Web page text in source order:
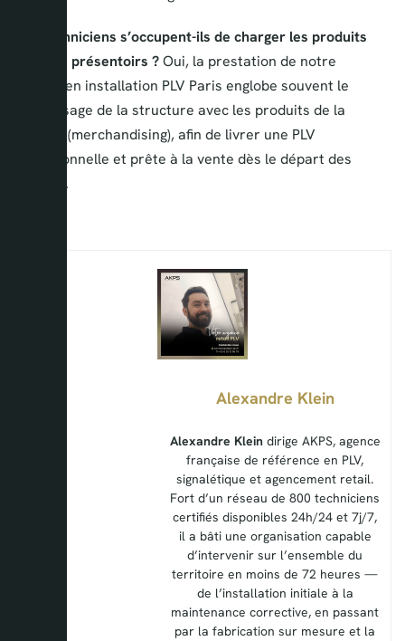
Vos techniciens s’occupent-ils de charger les produits
dans les présentoirs ?Oui, la prestation de notre
technicien installation PLV Paris englobe souvent le
remplissage de la structure avec les produits de la
marque (merchandising), afin de livrer une PLV
opérationnelle et prête à la vente dès le départ des
équipes.
Alexandre Klein
Alexandre Kleindirige AKPS, agence
française de référence en PLV,
signalétique et agencement retail.
Fort d’un réseau de 800 techniciens
certifiés disponibles 24h/24 et 7j/7,
il a bâti une organisation capable
d’intervenir sur l’ensemble du
territoire en moins de 72 heures —
de l’installation initiale à la
maintenance corrective, en passant
par la fabrication sur mesure et la